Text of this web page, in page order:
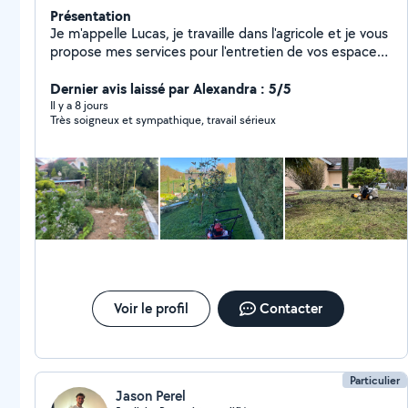
Présentation
Je m'appelle Lucas, je travaille dans l'agricole et je vous
propose mes services pour l'entretien de vos espaces
comprendre le fonctionnement du sols et des plantes.
J'ai donc de bonnes notions dans le végétal.
Dernier avis laissé par Alexandra : 5/5
Il y a 8 jours
Très soigneux et sympathique, travail sérieux
Voir le profil Contacter
Particulier
Jason Perel